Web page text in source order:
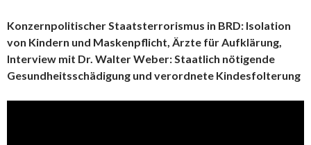
Konzernpolitischer Staatsterrorismus in BRD: Isolation
von Kindern und Maskenpflicht, Ärzte für Aufklärung,
Interview mit Dr. Walter Weber: Staatlich nötigende
Gesundheitsschädigung und verordnete Kindesfolterung